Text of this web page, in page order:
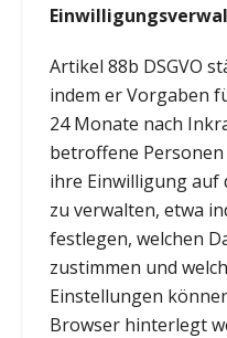
Artikel 88b DSGVO
indem er Vorgaben
24 Monate nach
betroffene
ihre Einwilligung auf
zu verwalten, etwa
festlegen, welchen
zustimmen und
Einstellungen
Browser hinterlegt